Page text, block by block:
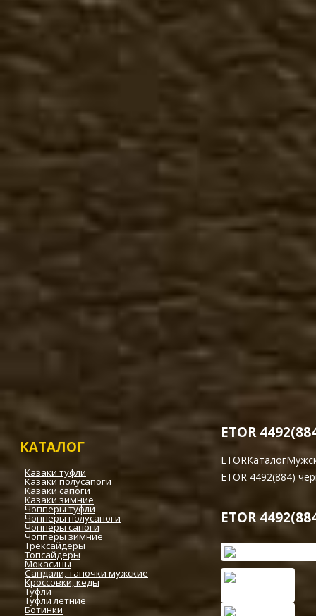
Банданы
Подставка для снятия
Пряжки
Сбруя к казакам
Средства по уходу за
Сувениры
Шнурки для обуви
Покупателям
Как сделать заказ
Гарантия, возврат
Доставка
Отзывы, предложения
Растяжка обуви
Определение размера
Советы по уходу за
Магазин
КАТАЛОГ
Казаки туфли
Казаки полусапоги
Казаки сапоги
Казаки зимние
Чопперы туфли
Чопперы полусапоги
Чопперы сапоги
Чопперы зимние
Трексайдеры
Топсайдеры
Мокасины
Сандали, тапочки мужские
Кроссовки, кеды
Туфли
Туфли летние
Ботинки
ETOR
ETORКаталог
ETOR 4492(884)
ETOR